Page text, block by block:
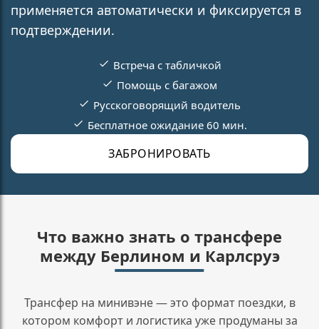
применяется автоматически и фиксируется в
подтверждении.
ЗАБРОНИРОВАТЬ
Встреча с табличкой
Помощь с багажом
Русскоговорящий водитель
Бесплатное ожидание 60 мин.
Что важно знать о трансфере
между Берлином и Карлсруэ
Трансфер на минивэне — это формат поездки, в
котором комфорт и логистика уже продуманы за